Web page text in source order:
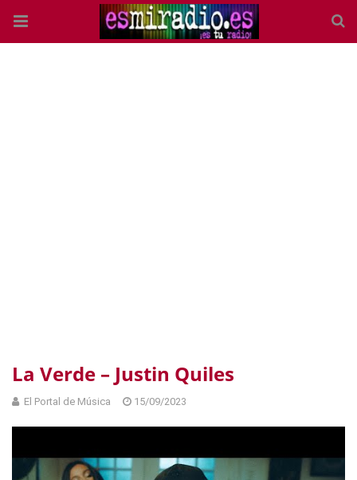
La Verde – Justin Quiles
El Portal de Música 15/09/2023